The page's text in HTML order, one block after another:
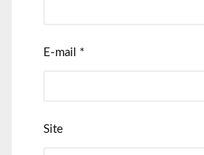
E-mail *
Site